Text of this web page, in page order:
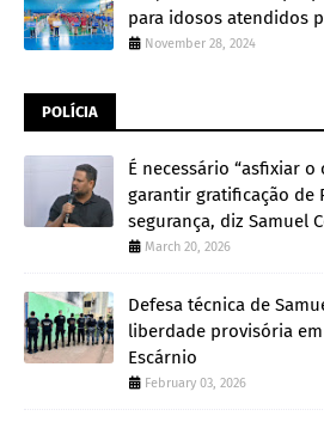
para idosos atendidos
November 28, 2024
POLÍCIA
É necessário “asfixiar
garantir gratificação de
segurança, diz Samuel
March 20, 2026
Defesa técnica de
liberdade provisória em
Escárnio
February 03, 2026